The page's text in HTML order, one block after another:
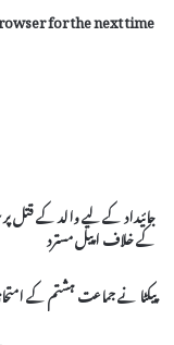
for the next time
جائیداد کے لیے والد کے قتل
کے خلاف اپیل مسترد
پیکٹا نے جماعت ہشتم کے امتحانات 2026 کے نتائج کا